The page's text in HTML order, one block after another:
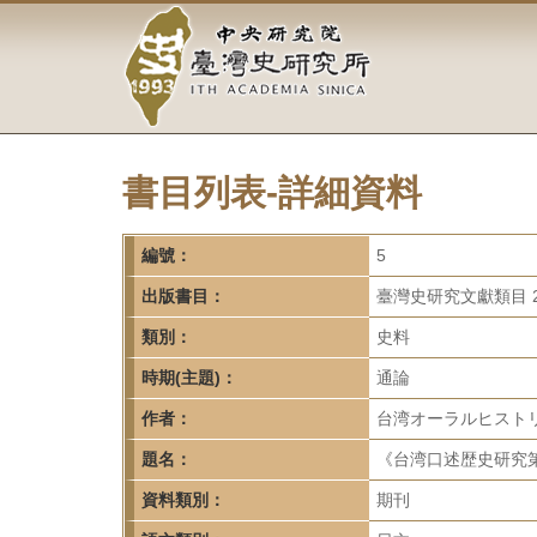
容
中
央
研
究
院-
臺
灣
史
研
究
所-
書目列表-詳細資料
編號： 5
出版書目： 臺灣史研究文獻類目
類別： 史料
時期(主題)： 通論
作者： 台湾オーラルヒスト
題名： 《台湾口述歴史研
資料類別： 期刊